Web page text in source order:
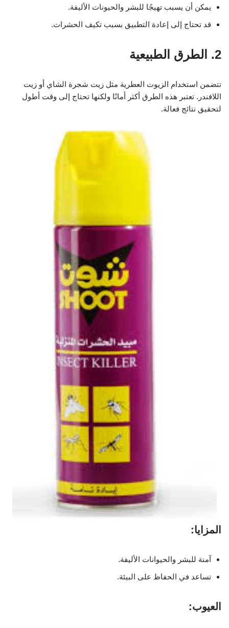
يمكن أن يسبب تهيجًا للبشر والحيونات الأليفة.
قد تحتاج إلى إعادة التطبيق بسبب تكيف الحشرات.
2. الطرق الطبيعية
تتضمن استخدام الزيوت العطرية مثل زيت شجرة الشاي أو زيت
اللافندر. تعتبر هذه الطرق أكثر أمانًا ولكنها تحتاج إلى وقت أطول
لتحقيق نتائج فعالة.
المزايا:
آمنة للبشر والحيوانات الأليفة.
تساعد في الحفاظ على البيئة.
العيوب: